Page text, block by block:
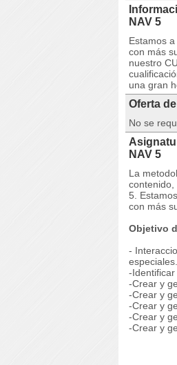
NAV 5
Estamos
con más
nuestro
una gran
Oferta
No se
NAV 5
La
contenido,
5.
con más
Objetivo
-
especiales.
-Identificar
-Crear y
-Crear y
-Crear y
-Crear y
-Crear y